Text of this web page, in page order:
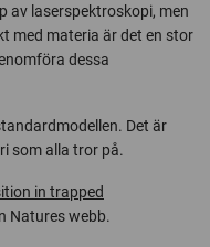
av laserspektroskopi, men
med materia är det en stor
dessa
Det är
som alla tror på.
in trapped
Natures webb.